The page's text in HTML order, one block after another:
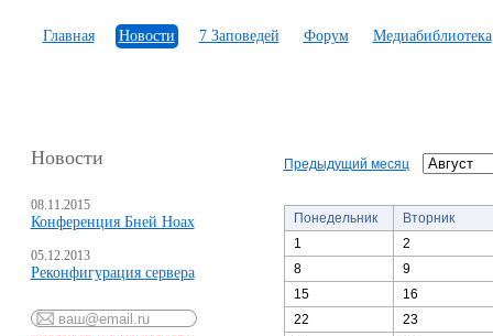
Главная Новости 7 Заповедей Форум Медиабиблиотека
Новости
08.11.2015
Конференция Бней Ноах
05.12.2013
Реконфигурация сервера
Предыдущий месяц
Понедельник
Вторник
1
2
8
9
15
16
22
23